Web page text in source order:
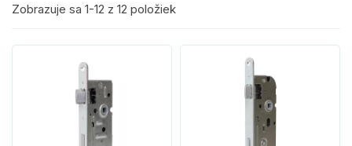
Zobrazuje sa 1-12 z 12 položiek